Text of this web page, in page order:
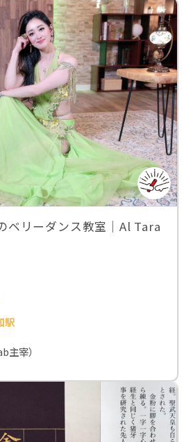
ベリーダンス教室｜Al Tara
駅
宰）